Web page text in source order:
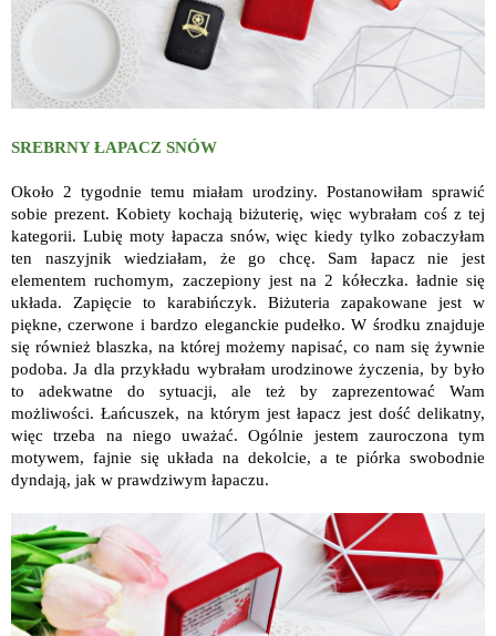
SREBRNY ŁAPACZ SNÓW
Około 2 tygodnie temu miałam urodziny. Postanowiłam sprawić
sobie prezent. Kobiety kochają biżuterię, więc wybrałam coś z tej
kategorii. Lubię moty łapacza snów, więc kiedy tylko zobaczyłam
ten naszyjnik wiedziałam, że go chcę. Sam łapacz nie jest
elementem ruchomym, zaczepiony jest na 2 kółeczka. ładnie się
układa. Zapięcie to karabińczyk. Biżuteria zapakowane jest w
piękne, czerwone i bardzo eleganckie pudełko. W środku znajduje
się również blaszka, na której możemy napisać, co nam się żywnie
podoba. Ja dla przykładu wybrałam urodzinowe życzenia, by było
to adekwatne do sytuacji, ale też by zaprezentować Wam
możliwości. Łańcuszek, na którym jest łapacz jest dość delikatny,
więc trzeba na niego uważać. Ogólnie jestem zauroczona tym
motywem, fajnie się układa na dekolcie, a te piórka swobodnie
dyndają, jak w prawdziwym łapaczu.